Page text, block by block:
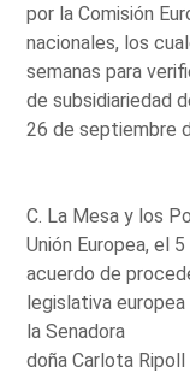
por la Comisión
nacionales, los
semanas para
de subsidiariedad
26 de septiembre
C. La Mesa y los
Unión Europea, el
acuerdo de
legislativa
la Senadora
doña Carlota